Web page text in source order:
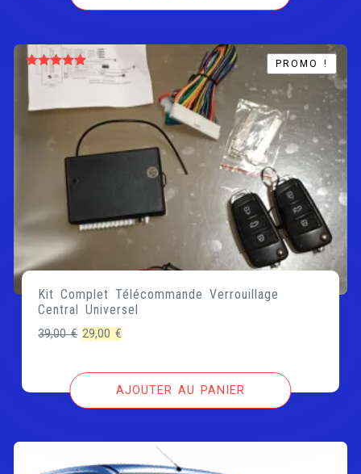
Note 5.00
PROMO !
PROMO !
Kit Complet Télécommande Verrouillage
Central Universel
39,00€ Le
initial
29,00€
actuel
est :
AJOUTER AU PANIER